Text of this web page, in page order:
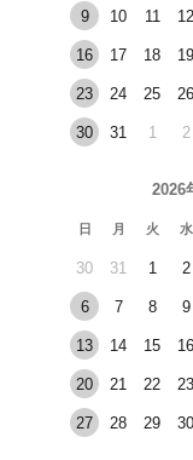
9 10 11 12
16 17 18 19
23 24 25 26
30 31 1 2
2026
日 月 火 水
30 31 1 2
6 7 8 9
13 14 15 16
20 21 22 23
27 28 29 30